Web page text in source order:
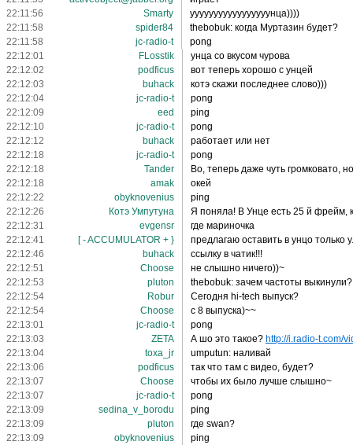
22:11:56
Smarty
ууууууууууууууууунца))))
22:11:58
spider84
thebobuk: когда Муртазин будет?
22:11:58
jc-radio-t
pong
22:12:01
FLosstik
унца со вкусом чурова
22:12:02
podficus
вот теперь хорошо с унцей
22:12:03
buhack
котэ скажи последнее слово)))
22:12:04
jc-radio-t
pong
22:12:09
eed
ping
22:12:10
jc-radio-t
pong
22:12:12
buhack
работает или нет
22:12:18
jc-radio-t
pong
22:12:18
Tander
Во, теперь даже чуть громковато,
22:12:18
amak
окей
22:12:22
obyknovenius
ping
22:12:26
Котэ Умпутуна
Я поняла! В Унце есть 25 й фрейм,
22:12:31
evgensr
где мариночка
22:12:41
[ - ACCUMULATOR + }
предлагаю оставить в унцо только
22:12:46
buhack
ссылку в чатик!!!
22:12:51
Choose
не слышно ничего))~
22:12:53
pluton
thebobuk: зачем частоты выкинули?
22:12:54
Robur
Сегодня hi-tech выпуск?
22:12:54
Choose
с 8 выпуска)~~
22:13:01
jc-radio-t
pong
22:13:03
ZETA А шо это такое? http://i.radio-t.com/
22:13:04
toxa_jr
umputun: наливай
22:13:06
podficus
так что там с видео, будет?
22:13:07
Choose
чтобы их было лучше слышно~
22:13:07
jc-radio-t
pong
22:13:09
sedina_v_borodu
ping
22:13:09
pluton
где swan?
22:13:09
obyknovenius ping